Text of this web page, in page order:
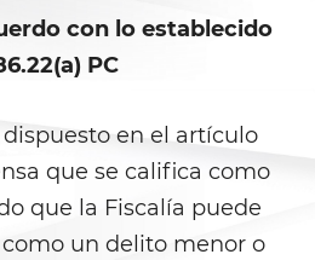
Weapons
Juvenile Justice
Hearings
Court
con lo establecido
PC
en el artículo
que se califica como
que la Fiscalía puede
un delito menor o